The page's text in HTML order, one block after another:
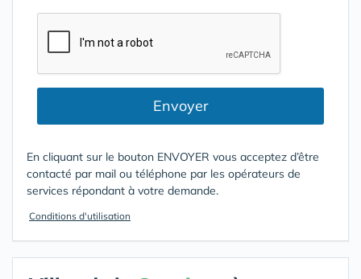
Envoyer
En cliquant sur le bouton ENVOYER vous acceptez d’être
contacté par mail ou téléphone par les opérateurs de
services répondant à votre demande.
Conditions d'utilisation